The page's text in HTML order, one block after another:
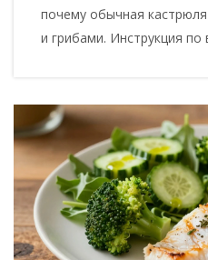
почему обычная
и грибами. Инструкция